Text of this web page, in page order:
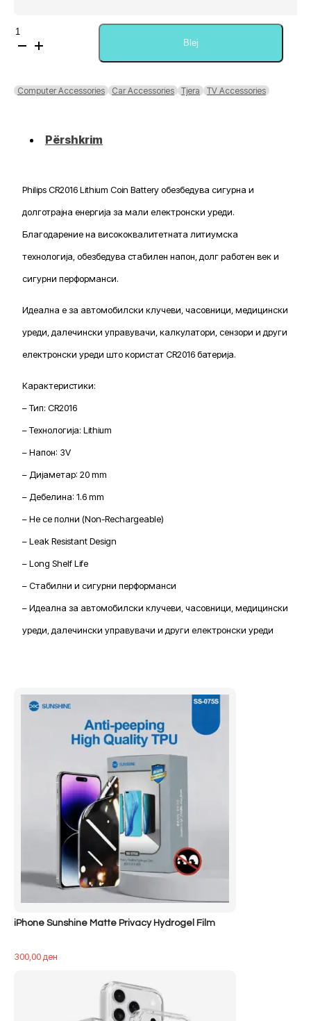
Sasi
Philips
Coin
Battery
Blej
Computer Accessories Car Accessories Tjera TV Accessories
Përshkrim
Philips CR2016 Lithium Coin Battery обезбедува сигурна и
долготрајна енергија за мали електронски уреди.
Благодарение на висококвалитетната литиумска
технологија, обезбедува стабилен напон, долг работен век и
сигурни перформанси.
Идеална е за автомобилски клучеви, часовници, медицински
уреди, далечински управувачи, калкулатори, сензори и други
електронски уреди што користат CR2016 батерија.
Карактеристики:
– Тип: CR2016
– Технологија: Lithium
– Напон: 3V
– Дијаметар: 20 mm
– Дебелина: 1.6 mm
– Не се полни (Non-Rechargeable)
– Leak Resistant Design
– Long Shelf Life
– Стабилни и сигурни перформанси
– Идеална за автомобилски клучеви, часовници, медицински
уреди, далечински управувачи и други електронски уреди
iPhone Sunshine Matte Privacy Hydrogel Film
300,00ден